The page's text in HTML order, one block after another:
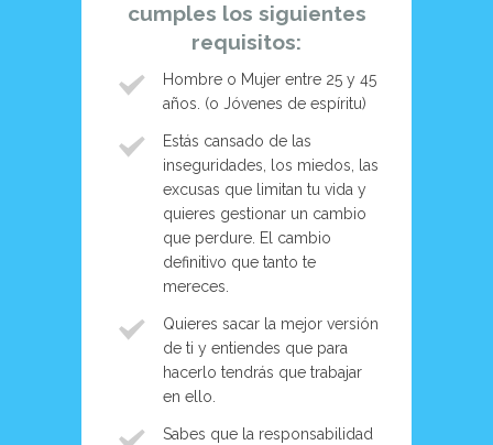
cumples los siguientes
requisitos:
Hombre o Mujer entre 25 y 45
años. (o Jóvenes de espíritu)
Estás cansado de las
inseguridades, los miedos, las
excusas que limitan tu vida y
quieres gestionar un cambio
que perdure. El cambio
definitivo que tanto te
mereces.
Quieres sacar la mejor versión
de ti y entiendes que para
hacerlo tendrás que trabajar
en ello.
Sabes que la responsabilidad